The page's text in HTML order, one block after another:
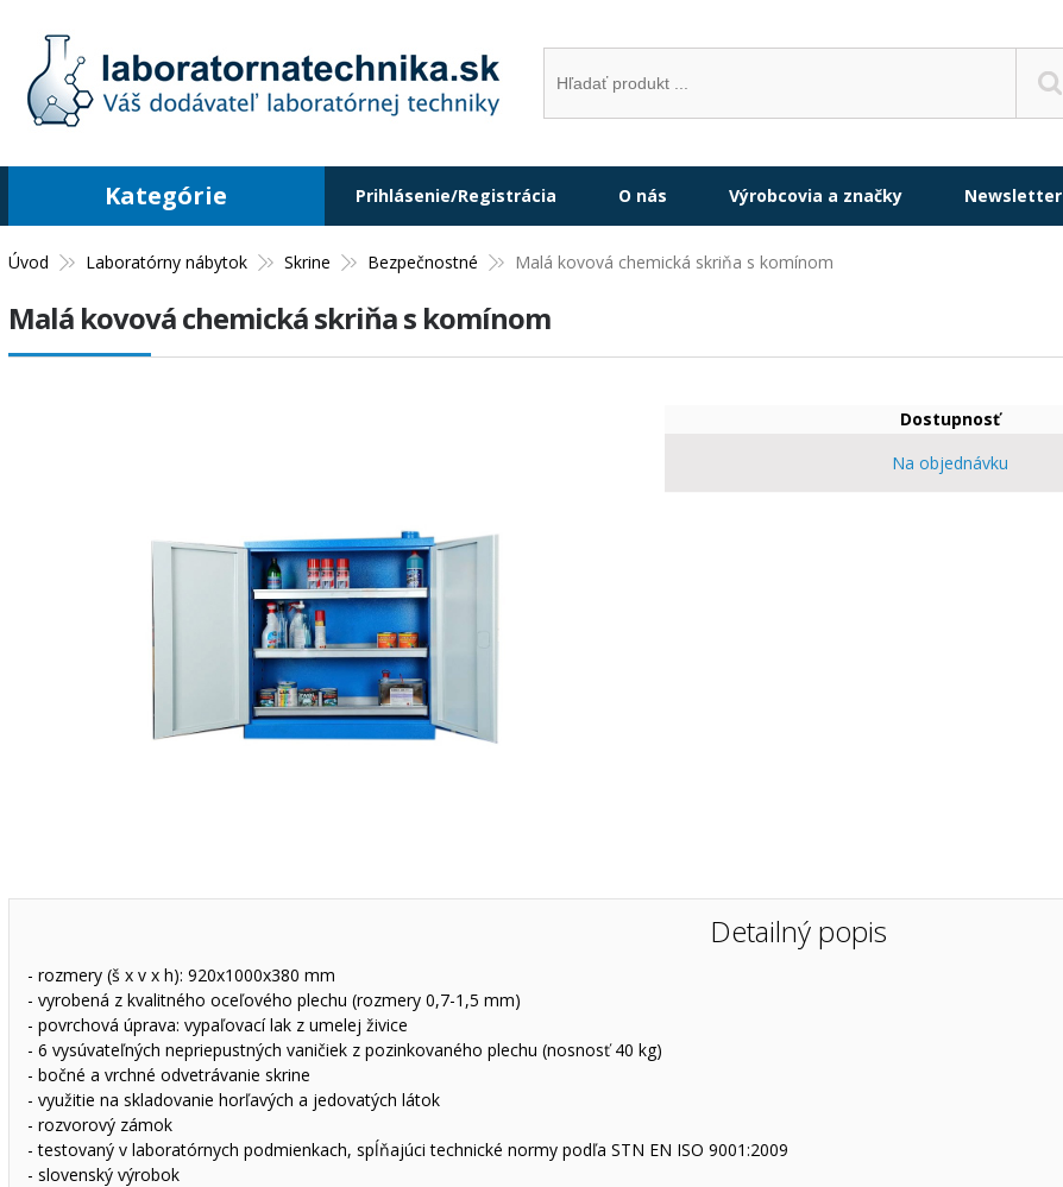
Úvod Laboratórny nábytok Skrine Bezpečnostné Malá kovová chemická skriňa s komínom
Malá kovová chemická skriňa s komínom
Dostupnosť
Na objednávku
Detailný popis
- rozmery (š x v x h): 920x1000x380 mm
- vyrobená z kvalitného oceľového plechu (rozmery 0,7-1,5 mm)
- povrchová úprava: vypaľovací lak z umelej živice
- 6 vysúvateľných nepriepustných vaničiek z pozinkovaného plechu (nosnosť 40 kg)
- bočné a vrchné odvetrávanie skrine
- využitie na skladovanie horľavých a jedovatých látok
- rozvorový zámok
- testovaný v laboratórnych podmienkach, spĺňajúci technické normy podľa STN EN ISO 9001:2009
- slovenský výrobok
Kategórie Prihlásenie/Registrácia O nás Výrobcovia a značky Newsletter